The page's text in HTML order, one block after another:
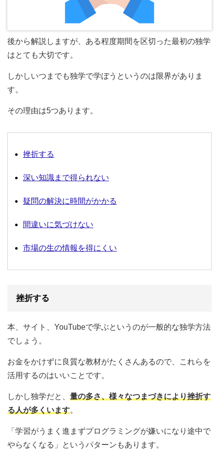
後から解説しますが、ある程度期間を区切った最初の独学
はとても大切です。
しかしいつまでも独学で学ぼうというのは限界がありま
す。
その理由は5つあります。
挫折する
深い知識まで得られない
疑問の解決に時間がかかる
間違いに気づけない
市場の生の情報を得にくい
挫折する
本、サイト、YouTubeで学ぶというのが一般的な独学方法
でしょう。
お金をかけずに良質な教材がたくさんあるので、これらを
活用するのはいいことです。
しかし独学だと、 量の多さ、様々なつまづきにより挫折す
る人が多くいます。
「学習がうまく進まずプログラミングが嫌いになり途中で
やらなくなる」というパターンもあります。